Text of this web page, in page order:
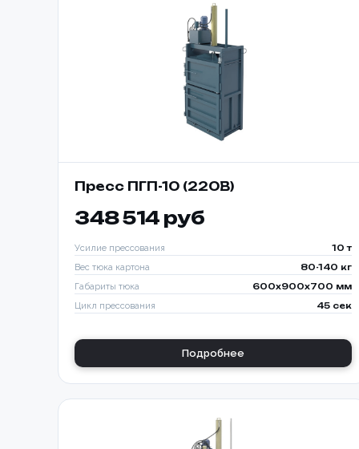
Пресс ПГП-10 (220В)
348 514 руб
Усилие прессования 10 т
Вес тюка картона 80-140 кг
Габариты тюка 600x900x700 мм
Цикл прессования 45 сек
Подробнее Способ